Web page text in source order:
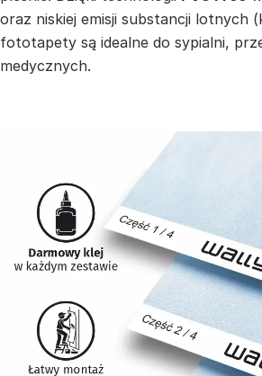
oraz niskiej emisji substancji lotnych
fototapety są idealne do sypialni,
medycznych.